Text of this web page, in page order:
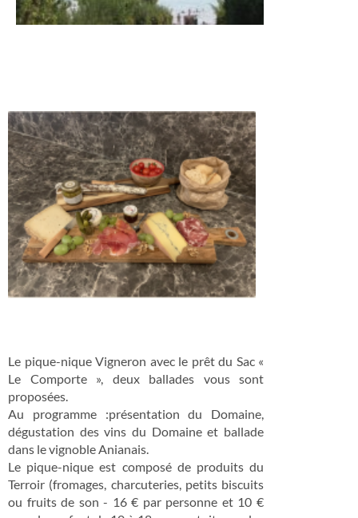
Le pique-nique Vigneron avec le prêt du Sac «
Le Comporte », deux ballades vous sont
proposées.
Au programme :présentation du Domaine,
dégustation des vins du Domaine et ballade
dans le vignoble Anianais.
Le pique-nique est composé de produits du
Terroir (fromages, charcuteries, petits biscuits
ou fruits de son - 16 € par personne et 10 €